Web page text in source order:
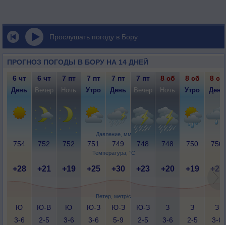
Прослушать погоду в Бору
ПРОГНОЗ ПОГОДЫ В БОРУ НА 14 ДНЕЙ
Давление, мм
Температура, °C
Ветер, метр/с
6 чт 6 чт 7 пт 7 пт 7 пт 7 пт 8 сб 8 сб 8 сб
День Вечер Ночь Утро День Вечер Ночь Утро День
754 752 752 751 749 748 748 750 750
+28 +21 +19 +25 +30 +23 +20 +19 +25
Ю
3-6
Ю-В
2-5
Ю
3-6
Ю-З
3-6
Ю-З
5-9
Ю-З
2-5
З
3-6
З
2-5
З
3-6